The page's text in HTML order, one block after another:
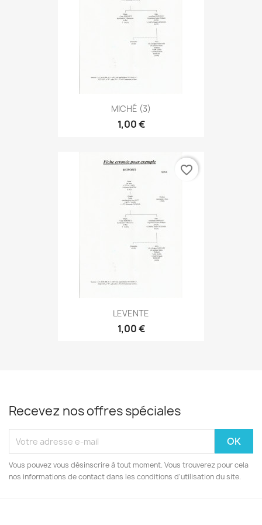
MICHÉ (3)
1,00 €
LEVENTE
1,00 €
favorite_border
Recevez nos offres spéciales
Vous pouvez vous désinscrire à tout moment. Vous trouverez pour cela
nos informations de contact dans les conditions d'utilisation du site.